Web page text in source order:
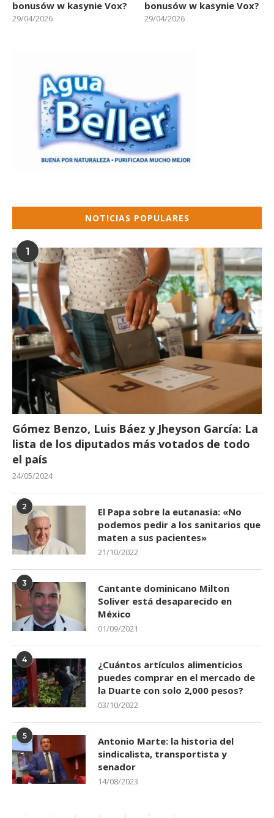
bonusów w kasynie Vox?
29/04/2026
bonusów w kasynie Vox?
29/04/2026
NOTICIAS POPULARES
1
Gómez Benzo, Luis Báez y Jheyson García: La
lista de los diputados más votados de todo
el país
24/05/2024
2
El Papa sobre la eutanasia: «No
podemos pedir a los sanitarios que
maten a sus pacientes»
21/10/2022
3
Cantante dominicano Milton
Soliver está desaparecido en
México
01/09/2021
4
¿Cuántos artículos alimenticios
puedes comprar en el mercado de
la Duarte con solo 2,000 pesos?
03/10/2022
5
Antonio Marte: la historia del
sindicalista, transportista y
senador
14/08/2023